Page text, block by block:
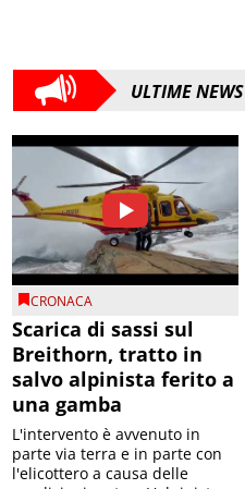
ULTIME NEWS
CRONACA
Scarica di sassi sul
Breithorn, tratto in
salvo alpinista ferito a
una gamba
L'intervento è avvenuto in
parte via terra e in parte con
l'elicottero a causa delle